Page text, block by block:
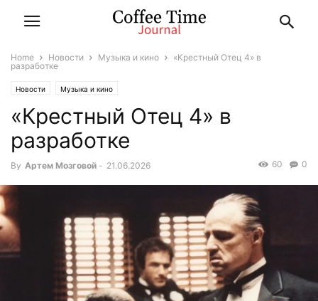
Home Новости Музыка и кино
«Крестный Отец 4» в
разработке
Новости Музыка и кино
«Крестный Отец 4» в
разработке
By Артем Мозговой - 21.06.2026 0
60